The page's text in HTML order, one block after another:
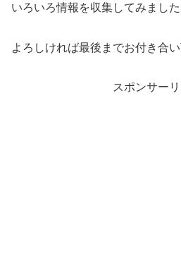
いろいろ情報を収集してみました
よろしければ最後までお付き合い
スポンサー